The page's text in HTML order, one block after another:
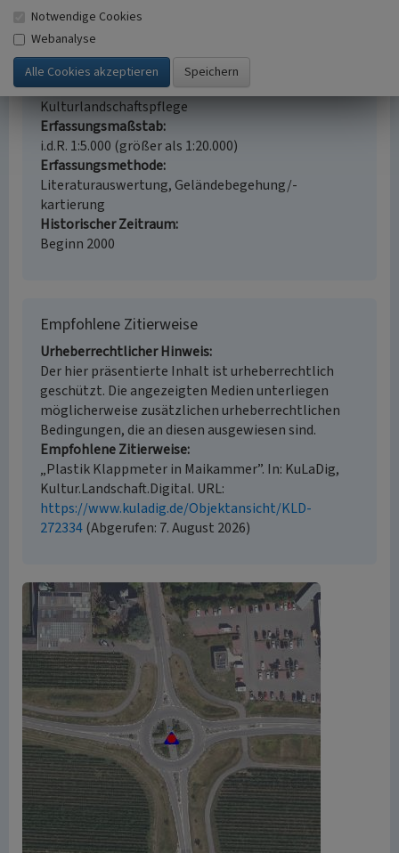
Plastik Klappmeter in Maikammer
Schlagwörter
Plastik (visuelles Werk)
Fachsicht(en)
Kulturlandschaftspflege
Erfassungsmaßstab
i.d.R. 1:5.000 (größer als 1:20.000)
Erfassungsmethode
Literaturauswertung, Geländebegehung/-
kartierung
Historischer Zeitraum
Beginn 2000
Empfohlene Zitierweise
Urheberrechtlicher Hinweis
Der hier präsentierte Inhalt ist urheberrechtlich
geschützt. Die angezeigten Medien unterliegen
möglicherweise zusätzlichen urheberrechtlichen
Bedingungen, die an diesen ausgewiesen sind.
Empfohlene Zitierweise
„Plastik Klappmeter in Maikammer”. In: KuLaDig,
Kultur.Landschaft.Digital. URL:
https://www.kuladig.de/Objektansicht/KLD-
272334(Abgerufen: 7. August 2026)
Notwendige Cookies
Webanalyse